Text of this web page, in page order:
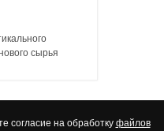
сырья
согласие на обработку файлов